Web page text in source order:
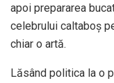
apoi prepararea
celebrului caltaboș
chiar o artă.
Lăsând politica la o